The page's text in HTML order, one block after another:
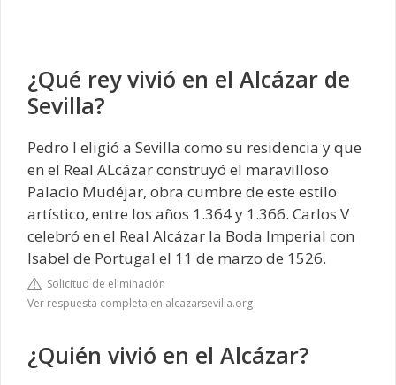
¿Qué rey vivió en el Alcázar de
Sevilla?
Pedro I eligió a Sevilla como su residencia y que
en el Real ALcázar construyó el maravilloso
Palacio Mudéjar, obra cumbre de este estilo
artístico, entre los años 1.364 y 1.366. Carlos V
celebró en el Real Alcázar la Boda Imperial con
Isabel de Portugal el 11 de marzo de 1526.
Solicitud de eliminación
Ver respuesta completa en alcazarsevilla.org
¿Quién vivió en el Alcázar?